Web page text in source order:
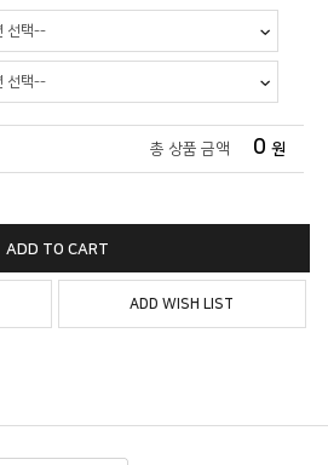
총 상품 금액 0 원
ADD TO CART
ADD WISH LIST